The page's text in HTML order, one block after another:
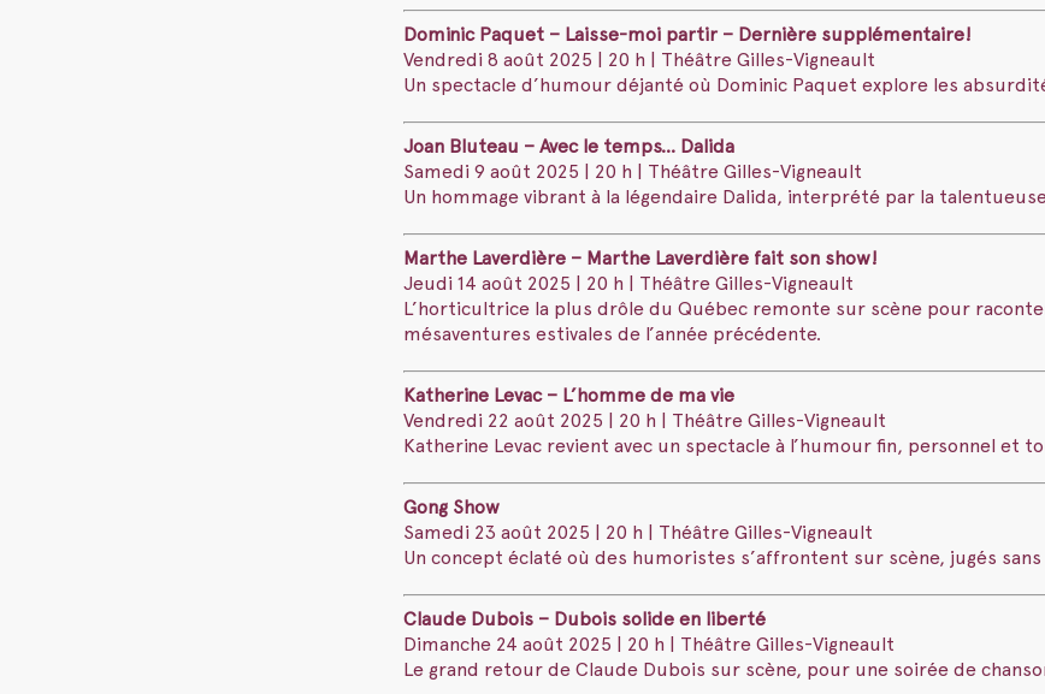
Dominic Paquet – Laisse-moi partir – Dernière supplémentaire!
Vendredi 8 août 2025 | 20 h | Théâtre Gilles-Vigneault
Un spectacle d’humour déjanté où Dominic Paquet explore les
Joan Bluteau – Avec le temps… Dalida
Samedi 9 août 2025 | 20 h | Théâtre Gilles-Vigneault
Un hommage vibrant à la légendaire Dalida, interprété par la
Marthe Laverdière – Marthe Laverdière fait son show!
Jeudi 14 août 2025 | 20 h | Théâtre Gilles-Vigneault
L’horticultrice la plus drôle du Québec remonte sur scène pour
mésaventures estivales de l’année précédente.
Katherine Levac – L’homme de ma vie
Vendredi 22 août 2025 | 20 h | Théâtre Gilles-Vigneault
Katherine Levac revient avec un spectacle à l’humour fin, personnel et
Gong Show
Samedi 23 août 2025 | 20 h | Théâtre Gilles-Vigneault
Un concept éclaté où des humoristes s’affrontent sur scène, jugés
Claude Dubois – Dubois solide en liberté
Dimanche 24 août 2025 | 20 h | Théâtre Gilles-Vigneault
Le grand retour de Claude Dubois sur scène, pour une soirée de